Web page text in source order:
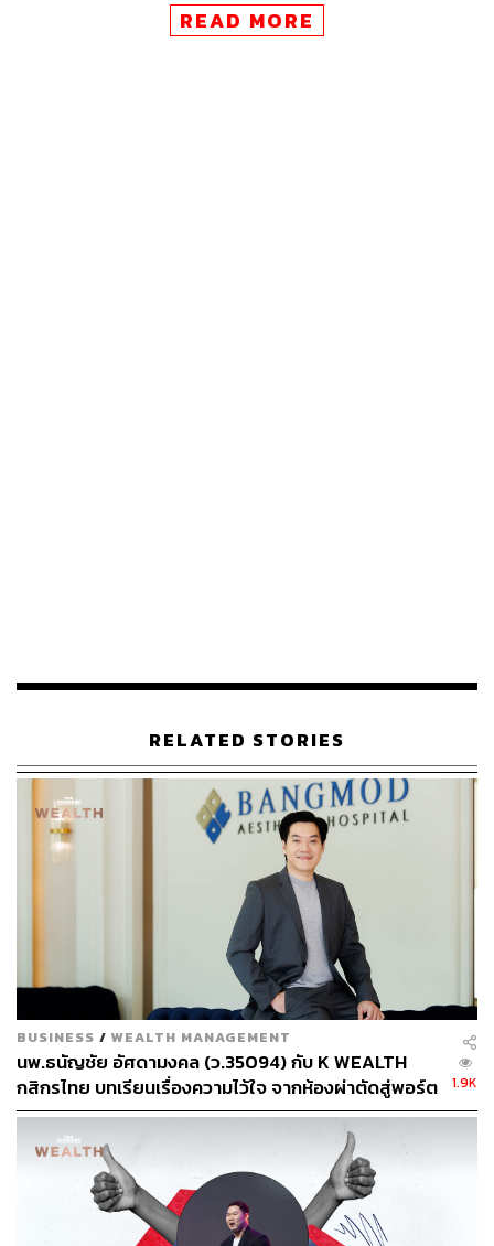
เคยไป, การเติบโตจากการบริหารสินทรัพย์หรือคอนเทนต์
สุดท้ายการทำ M&A (Mergers and Acquisitions) ซึ่งถือเป็น
ครั้งแรกในเดือนเมษายน ตามด้วยมิถุนายน และกันยายน
ด้านสินค้าเพื่อสุขภาพนั้นจะสร้างสินค้าพรีเมียมในราคา
ประหยัด โดยจะเปิดตัวสินค้าในเดือนมีนาคมและมิถุนายน
และสุดท้ายกลุ่มอาหารสัตว์จะเปิดตัวในเดือนพฤษภาคม ซึ่ง
เป็นที่น่าสังเกตว่า RS วางแผนออกสินค้าใหม่ทุกเดือนโดยที่
กลยุทธ์ที่ 3 การสร้างรายได้จากคอนเทนต์ที่มีในมือ โดยคอน
เทนต์ละครตั้งเป้ารายได้กว่า 200 ล้านบาท ในขณะที่ฝั่งวิทยุ
รายได้ก็จะมาจาก COOLISM ที่ตั้งเป้ามีคนฟังทั้งออนแอร์
และออนไลน์กว่า 3.7 ล้านคน ด้านธุรกิจเพลงจะมาจาก 3
ค่ายหลัก คือ กามิกาเซ่, โรสซาวด์ และอาร์สยาม โดยปีนี้ได้
วางแผนที่จะออก 90 ซิงเกิลด้วยกัน
ขณะที่อีเวนต์ ด้วยสถานการณ์การระบาดของโรคโควิด-19
ทำให้ต้องเริ่มจัดตั้งแต่ไตรมาส 2 เป็นต้นไป ประเดิมด้วย
คอนเสิร์ตกามิกาเซ่ และยังมีคอนเสิร์ตของ D2B ในไตรมาส
4 ที่น่าจะจับคือจะมีคอนเสิร์ตที่เจาะกลุ่มผู้สูงวัยและทดลอง
ทำเทศกาลดนตรี
READ MORE
RELATED STORIES
BUSINESS / WEALTH MANAGEMENT
นพ.ธนัญชัย อัศดามงคล (ว.35094) กับ K WEALTH
กสิกรไทย บทเรียนเรื่องความไว้ใจ จากห้องผ่าตัดสู่พอร์ต
การลงทุน [เนื้อหาสนับสนุนโดยธนาคารกสิกรไทย]
1.9K